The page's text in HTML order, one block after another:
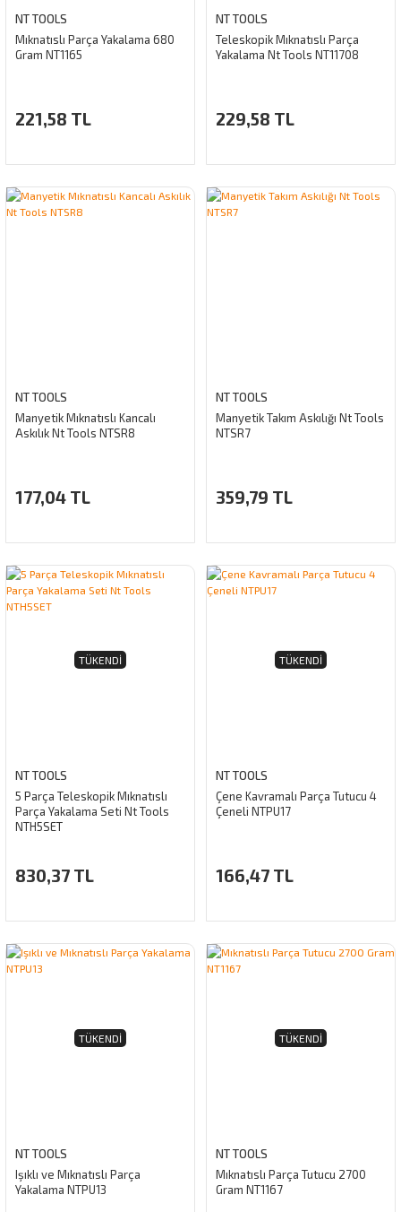
NT TOOLS
Mıknatıslı Parça Yakalama 680
Gram NT1165
221,58 TL
NT TOOLS
Teleskopik Mıknatıslı Parça
Yakalama Nt Tools NT11708
229,58 TL
NT TOOLS
Manyetik Mıknatıslı Kancalı
Askılık Nt Tools NTSR8
177,04 TL
NT TOOLS
Manyetik Takım Askılığı Nt Tools
NTSR7
359,79 TL
TÜKENDI
NT TOOLS
5 Parça Teleskopik Mıknatıslı
Parça Yakalama Seti Nt Tools
NTH5SET
830,37 TL
TÜKENDI
NT TOOLS
Çene Kavramalı Parça Tutucu 4
Çeneli NTPU17
166,47 TL
TÜKENDI
NT TOOLS
Işıklı ve Mıknatıslı Parça
Yakalama NTPU13
TÜKENDI
NT TOOLS
Mıknatıslı Parça Tutucu 2700
Gram NT1167